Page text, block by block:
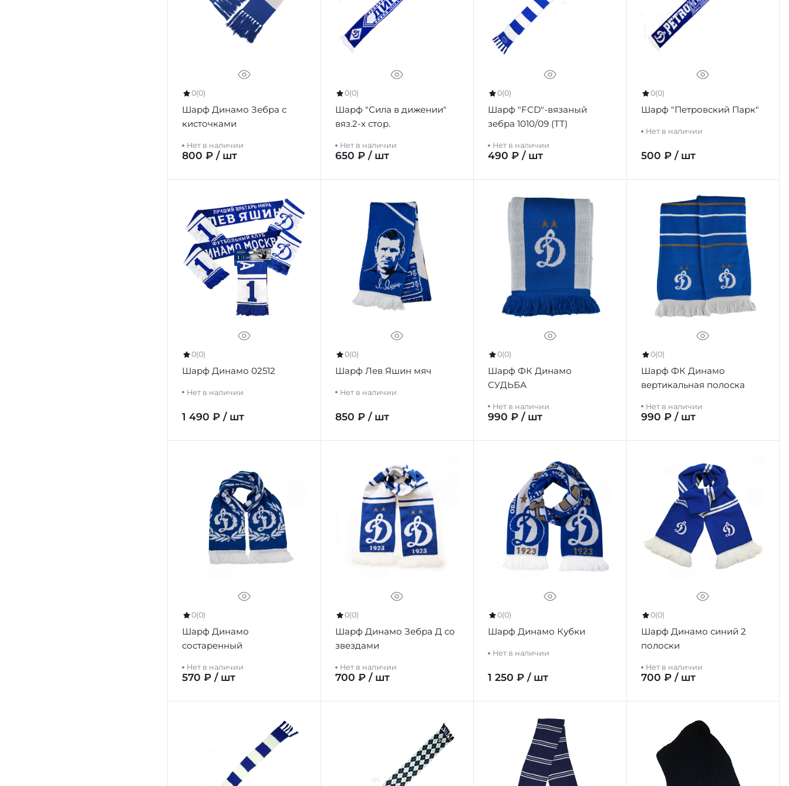
0(0)
Шарф Динамо Зебра с
кисточками
Нет в наличии
800 ₽ / шт
0(0)
Шарф "Сила в дижении"
вяз.2-х стор.
Нет в наличии
650 ₽ / шт
0(0)
Шарф "FCD"-вязаный
зебра 1010/09 (ТТ)
Нет в наличии
490 ₽ / шт
0(0)
Шарф "Петровский Парк"
Нет в наличии
500 ₽ / шт
0(0)
Шарф Динамо 02512
Нет в наличии
1 490 ₽ / шт
0(0)
Шарф Лев Яшин мяч
Нет в наличии
850 ₽ / шт
0(0)
Шарф ФК Динамо
СУДЬБА
Нет в наличии
990 ₽ / шт
0(0)
Шарф ФК Динамо
вертикальная полоска
Нет в наличии
990 ₽ / шт
0(0)
Шарф Динамо
состаренный
Нет в наличии
570 ₽ / шт
0(0)
Шарф Динамо Зебра Д со
звездами
Нет в наличии
700 ₽ / шт
0(0)
Шарф Динамо Кубки
Нет в наличии
1 250 ₽ / шт
0(0)
Шарф Динамо синий 2
полоски
Нет в наличии
700 ₽ / шт